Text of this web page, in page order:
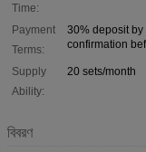
Time:
Payment
Terms:
30% deposit
confirmation
Supply
Ability:
20 sets/month
বিবরণ